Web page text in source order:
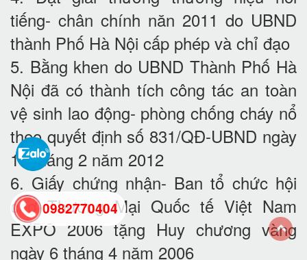
tiếng- chân chính năn 2011 do UBND
thành Phố Hà Nội cấp phép và chỉ đạo
5. Bằng khen do UBND Thành Phố Hà
Nội đã có thành tích công tác an toàn
vệ sinh lao động- phòng chống cháy nổ
theo quyết định số 831/QĐ-UBND ngày
16 tháng 2 năm 2012
6. Giấy chứng nhận- Ban tổ chức hội
chợ Thương Mại Quốc tế Việt Nam
EXPO 2006 tặng Huy chương vàng
ngày 6 tháng 4 năm 2006
0982770404